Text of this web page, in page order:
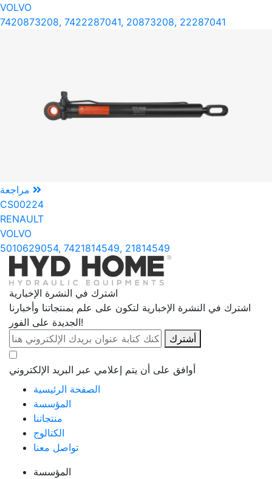
VOLVO
7420873208, 7422287041, 20873208, 22287041
مراجعة
CS00224
RENAULT
VOLVO
5010629054, 7421814549, 21814549
اشترك في النشرة الإخبارية
اشترك في النشرة الإخبارية لتكون على علم بمنتجاتنا وأخبارنا
الجديدة على الفور!
أشترك
أوافق على أن يتم إعلامي عبر البريد الإلكتروني
الصفحة الرئيسية
المؤسسة
منتجاتنا
الكتالوج
تواصل معنا
المؤسسة